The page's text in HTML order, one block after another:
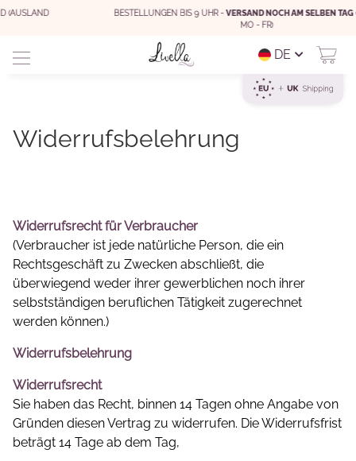
BESTELLUNGEN BIS 9 UHR - VERSAND NOCH AM SELBEN TAG(WERKTAGS
DE
Widerrufsbelehrung
Widerrufsrecht für Verbraucher
(Verbraucher ist jede natürliche Person, die ein
Rechtsgeschäft zu Zwecken abschließt, die
überwiegend weder ihrer gewerblichen noch ihrer
selbstständigen beruflichen Tätigkeit zugerechnet
werden können.)
Widerrufsbelehrung
Widerrufsrecht
Sie haben das Recht, binnen 14 Tagen ohne Angabe von
Gründen diesen Vertrag zu widerrufen. Die Widerrufsfrist
beträgt 14 Tage ab dem Tag,